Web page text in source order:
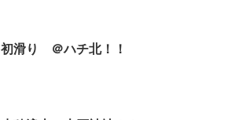
初滑り ＠ハチ北！！